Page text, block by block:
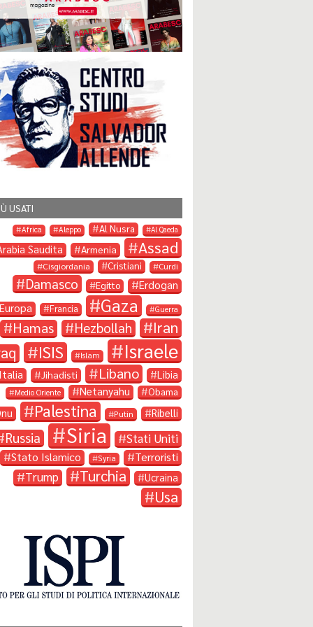
USATI
Africa Aleppo Al Nusra Al Qaeda
Saudita Armenia Assad
Cisgiordania Cristiani Curdi
Damasco Egitto
Erdogan
Europa
Francia Gaza Guerra
Hamas Hezbollah Iran
ISIS Islam Israele
Jihadisti Libano Libia
Medio Oriente Netanyahu Obama
Palestina Putin Ribelli
Russia Siria Stati Uniti
Stato Islamico Syria Terroristi
Trump Turchia Ucraina
Usa